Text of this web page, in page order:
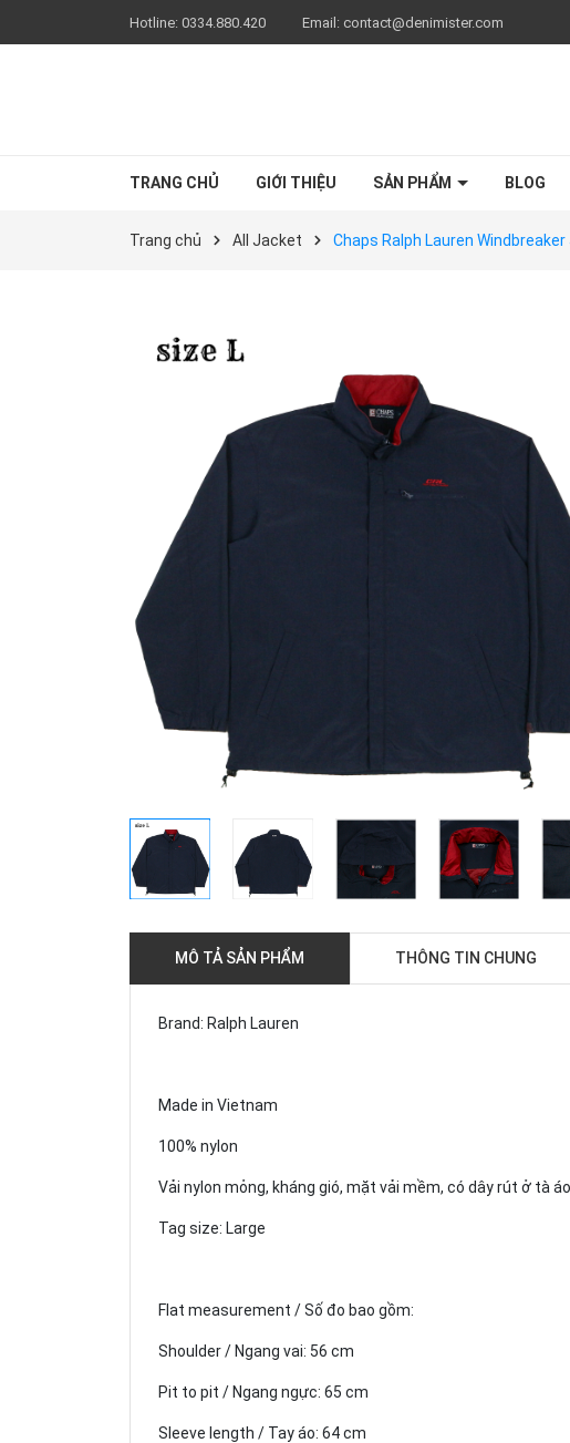
Hotline: 0334.880.420 Email: contact@denimister.com
TRANG CHỦ GIỚI THIỆU SẢN PHẨM BLOG
Trang chủ All Jacket Chaps Ralph Lauren
MÔ TẢ SẢN PHẨM THÔNG TIN CHUNG
Brand: Ralph Lauren
Made in Vietnam
100% nylon
Vải nylon mỏng, kháng gió, mặt vải mềm, có dây rút ở tà
Tag size: Large
Flat measurement / Số đo bao gồm:
Shoulder / Ngang vai: 56 cm
Pit to pit / Ngang ngực: 65 cm
Sleeve length / Tay áo: 64 cm